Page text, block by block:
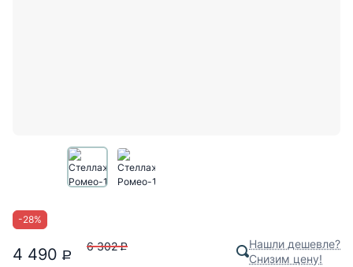
-28%
4 490 P
6 302 P
Нашли дешевле?
Снизим цену!